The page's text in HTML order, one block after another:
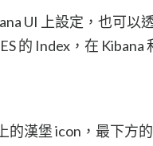
UI 上設定，也可以
的 Index，在 Kibana
的漢堡 icon，最下方